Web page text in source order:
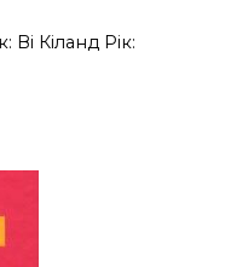
Кіланд Рік: